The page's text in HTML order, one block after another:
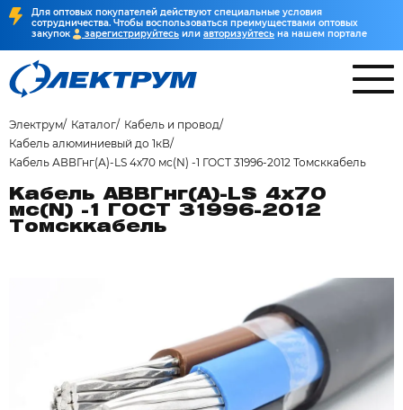
Для оптовых покупателей действуют специальные условия
сотрудничества. Чтобы воспользоваться преимуществами оптовых
закупок
зарегистрируйтесь или авторизуйтесь на нашем портале
Электрум Каталог
Кабель и провод
Кабель алюминиевый до 1кВ
Кабель АВВГнг(А)-LS 4х70 мс(N) -1 ГОСТ 31996-2012 Томсккабель
Кабель АВВГнг(А)-LS 4х70
мс(N) -1 ГОСТ 31996-2012
Томсккабель